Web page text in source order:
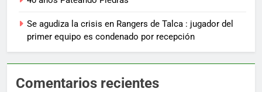
Se agudiza la crisis en Rangers de Talca : jugador del
primer equipo es condenado por recepción
Comentarios recientes